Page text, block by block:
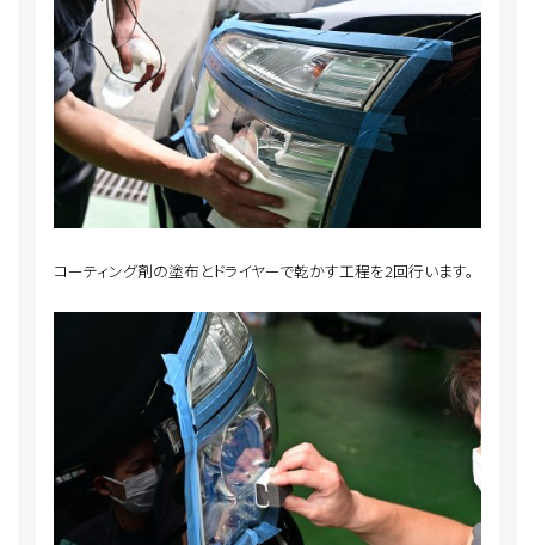
コーティング剤の塗布とドライヤーで乾かす工程を2回行います。